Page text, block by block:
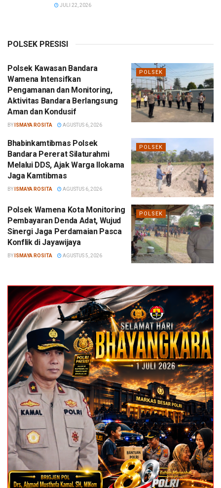
JULI 22, 2026
POLSEK PRESISI
POLSEK
Polsek Kawasan Bandara
Wamena Intensifkan
Pengamanan dan Monitoring,
Aktivitas Bandara Berlangsung
Aman dan Kondusif
BY ISMAYA ROSITA AGUSTUS 6, 2026
POLSEK
Bhabinkamtibmas Polsek
Bandara Pererat Silaturahmi
Melalui DDS, Ajak Warga Ilokama
Jaga Kamtibmas
BY ISMAYA ROSITA AGUSTUS 6, 2026
POLSEK
Polsek Wamena Kota Monitoring
Pembayaran Denda Adat, Wujud
Sinergi Jaga Perdamaian Pasca
Konflik di Jayawijaya
BY ISMAYA ROSITA AGUSTUS 5, 2026